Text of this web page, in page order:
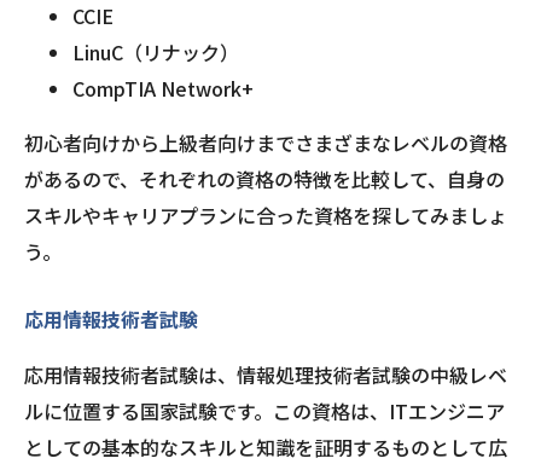
CCIE
LinuC（リナック）
CompTIA Network+
初心者向けから上級者向けまでさまざまなレベルの資格
があるので、それぞれの資格の特徴を比較して、自身の
スキルやキャリアプランに合った資格を探してみましょ
う。
応用情報技術者試験
応用情報技術者試験は、情報処理技術者試験の中級レベ
ルに位置する国家試験です。この資格は、ITエンジニア
としての基本的なスキルと知識を証明するものとして広